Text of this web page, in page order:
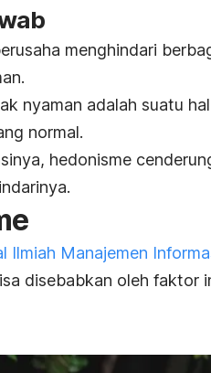
menghindari
nyaman adalah suatu
normal.
hedonisme
Ilmiah Manajemen
disebabkan oleh faktor